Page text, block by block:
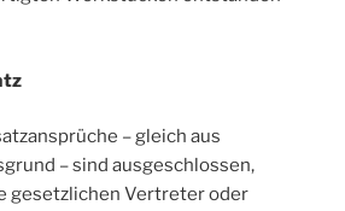
– gleich aus
– sind ausgeschlossen,
gesetzlichen Vertreter oder